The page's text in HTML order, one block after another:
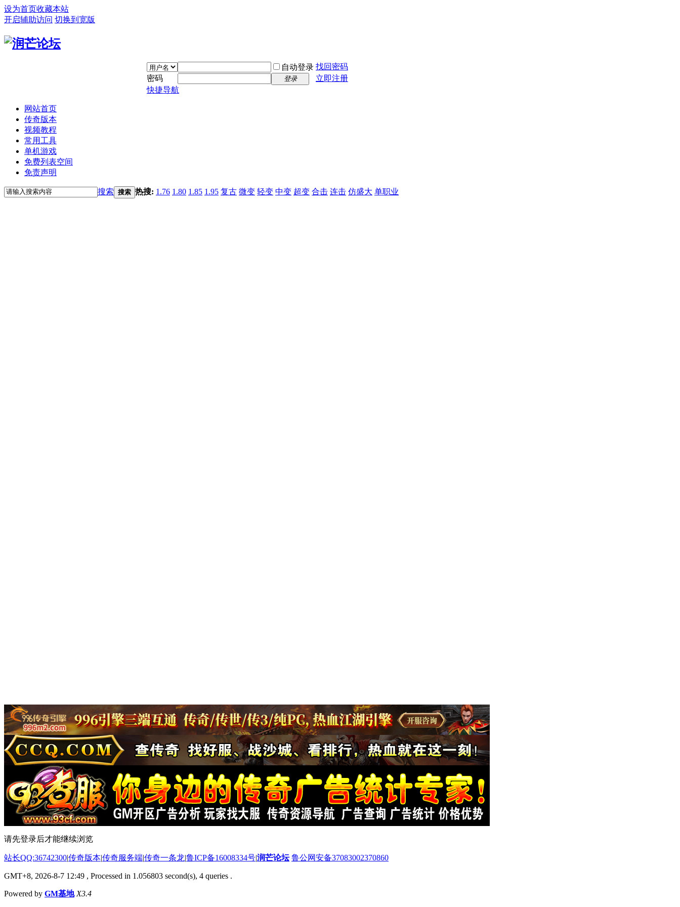
设为首页收藏本站
开启辅助访问 切换到宽版
自动登录 找回密码
密码
登录
立即注册
快捷导航
网站首页
传奇版本
视频教程
常用工具
单机游戏
免费列表空间
免责声明
搜索 搜索 热搜: 1.76 1.80 1.85 1.95 复古 微变 轻变 中变 超变 合击 连击 仿盛大 单职业
请先登录后才能继续浏览
站长QQ:36742300|传奇版本|传奇服务端|传奇一条龙|鲁ICP备16008334号|润芒论坛 鲁公网安备37083002370860
GMT+8, 2026-8-7 12:49 , Processed in 1.056803 second(s), 4 queries .
Powered by GM基地 X3.4